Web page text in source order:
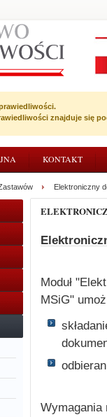
znajduje się
KONTAKT
Elektroniczny
Moduł
MSiG"
Wymagania